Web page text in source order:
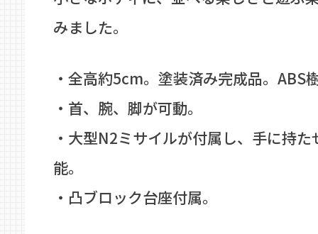
みました。
・全高約5cm。塗装済み完成品。ABS
・首、腕、脚が可動。
・大型N2ミサイルが付属し、手に持
能。
・凸ブロック台座付属。